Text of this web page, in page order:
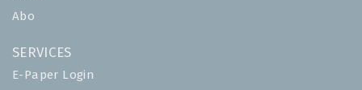
Abo
SERVICES
E-Paper Login